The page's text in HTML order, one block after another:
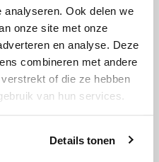
Ook delen we
onze site met onze
en analyse. Deze
combineren met andere
of die ze hebben
van hun services.
Details tonen